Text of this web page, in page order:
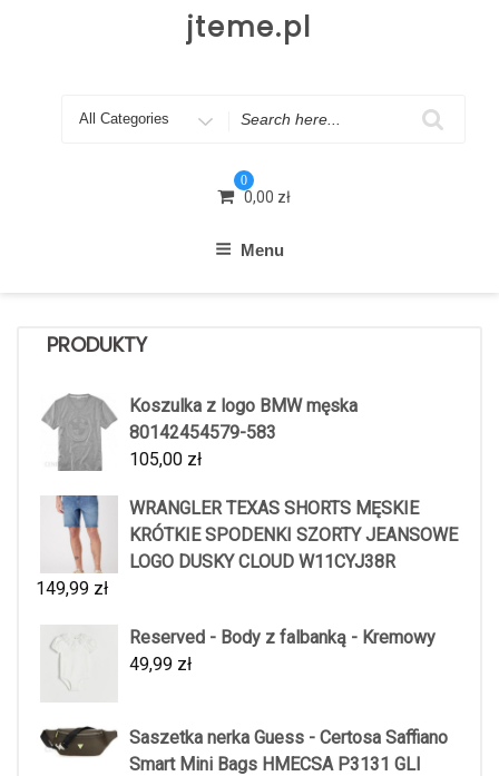
jteme.pl
Search
0
0,00 zł
Menu
PRODUKTY
Koszulka z logo BMW męska
80142454579-583
105,00 zł
WRANGLER TEXAS SHORTS MĘSKIE
KRÓTKIE SPODENKI SZORTY JEANSOWE
LOGO DUSKY CLOUD W11CYJ38R
149,99 zł
Reserved - Body z falbanką - Kremowy
49,99 zł
Saszetka nerka Guess - Certosa Saffiano
Smart Mini Bags HMECSA P3131 GLI